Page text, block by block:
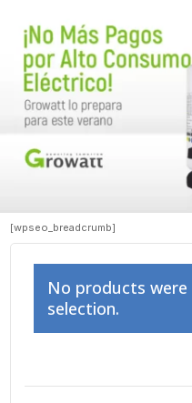
[wpseo_breadcrumb]
No products
selection.